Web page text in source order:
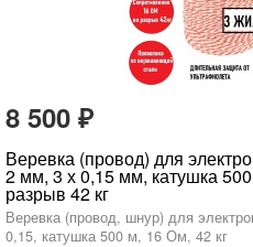
8 500 ₽
Веревка (провод) для
2 мм, 3 х 0,15 мм, катушка
разрыв 42 кг
Веревка (провод, шнур) для
0,15, катушка 500 м, 16 Ом, 42 кг